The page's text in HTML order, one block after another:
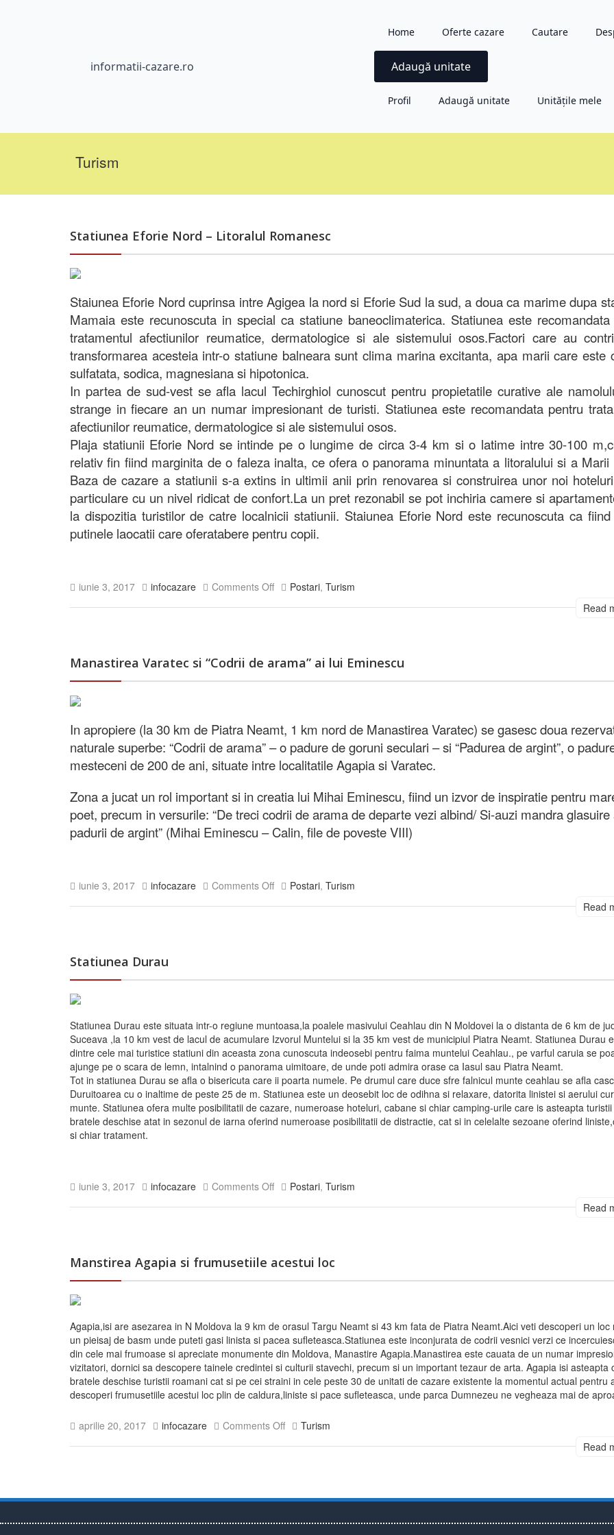
informatii-cazare.ro
Home Oferte cazare Cautare
Adaugă unitate
Profil Adaugă unitate Unitățile mele
Turism
Statiunea Eforie Nord – Litoralul Romanesc
Staiunea Eforie Nord cuprinsa intre Agigea la nord si Eforie Sud la sud, a doua ca marime dupa
Mamaia este recunoscuta in special ca statiune baneoclimaterica. Statiunea este
tratamentul afectiunilor reumatice, dermatologice si ale sistemului osos.Factori care au
transformarea acesteia intr-o statiune balneara sunt clima marina excitanta, apa marii care este
sulfatata, sodica, magnesiana si hipotonica.
In partea de sud-vest se afla lacul Techirghiol cunoscut pentru propietatile curative ale
strange in fiecare an un numar impresionant de turisti. Statiunea este recomandata pentru
afectiunilor reumatice, dermatologice si ale sistemului osos.
Plaja statiunii Eforie Nord se intinde pe o lungime de circa 3-4 km si o latime intre 30-100
relativ fin fiind marginita de o faleza inalta, ce ofera o panorama minuntata a litoralului si a Marii
Baza de cazare a statiunii s-a extins in ultimii anii prin renovarea si construirea unor noi
particulare cu un nivel ridicat de confort.La un pret rezonabil se pot inchiria camere si
la dispozitia turistilor de catre localnicii statiunii. Staiunea Eforie Nord este recunoscuta ca
putinele laocatii care oferatabere pentru copii.
iunie 3, 2017 infocazare Comments Off Postari, Turism
Read
Manastirea Varatec si “Codrii de arama” ai lui Eminescu
In apropiere (la 30 km de Piatra Neamt, 1 km nord de Manastirea Varatec) se gasesc doua
naturale superbe: “Codrii de arama” – o padure de goruni seculari – si “Padurea de argint”, o
mesteceni de 200 de ani, situate intre localitatile Agapia si Varatec.
Zona a jucat un rol important si in creatia lui Mihai Eminescu, fiind un izvor de inspiratie pentru
poet, precum in versurile: “De treci codrii de arama de departe vezi albind/ Si-auzi mandra glasuire
padurii de argint” (Mihai Eminescu – Calin, file de poveste VIII)
iunie 3, 2017 infocazare Comments Off Postari, Turism
Read
Statiunea Durau
Statiunea Durau este situata intr-o regiune muntoasa,la poalele masivului Ceahlau din N Moldovei la o distanta de 6 km de
Suceava ,la 10 km vest de lacul de acumulare Izvorul Muntelui si la 35 km vest de municipiul Piatra Neamt. Statiunea Durau
dintre cele mai turistice statiuni din aceasta zona cunoscuta indeosebi pentru faima muntelui Ceahlau., pe varful caruia se
ajunge pe o scara de lemn, intalnind o panorama uimitoare, de unde poti admira orase ca Iasul sau Piatra Neamt.
Tot in statiunea Durau se afla o bisericuta care ii poarta numele. Pe drumul care duce sfre falnicul munte ceahlau se afla
Duruitoarea cu o inaltime de peste 25 de m. Statiunea este un deosebit loc de odihna si relaxare, datorita linistei si aerului
munte. Statiunea ofera multe posibilitatii de cazare, numeroase hoteluri, cabane si chiar camping-urile care is asteapta turistii
bratele deschise atat in sezonul de iarna oferind numeroase posibilitatii de distractie, cat si in celelalte sezoane oferind
si chiar tratament.
iunie 3, 2017 infocazare Comments Off Postari, Turism
Read
Manstirea Agapia si frumusetiile acestui loc
Agapia,isi are asezarea in N Moldova la 9 km de orasul Targu Neamt si 43 km fata de Piatra Neamt.Aici veti descoperi un loc
un pieisaj de basm unde puteti gasi linista si pacea sufleteasca.Statiunea este inconjurata de codrii vesnici verzi ce
din cele mai frumoase si apreciate monumente din Moldova, Manastire Agapia.Manastirea este cauata de un numar
vizitatori, dornici sa descopere tainele credintei si culturii stavechi, precum si un important tezaur de arta. Agapia isi asteapta
bratele deschise turistii roamani cat si pe cei straini in cele peste 30 de unitati de cazare existente la momentul actual pentru
descoperi frumusetiile acestui loc plin de caldura,liniste si pace sufleteasca, unde parca Dumnezeu ne vegheaza mai de
aprilie 20, 2017 infocazare Comments Off
Turism
Read